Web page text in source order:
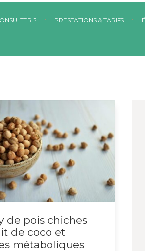
? PRESTATIONS & TARIFS
de pois chiches
de coco et
métaboliques